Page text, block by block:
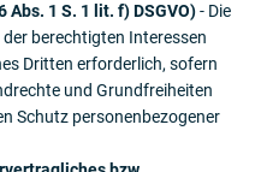
1 S. 1 lit. f) DSGVO)- Die
berechtigten Interessen
Dritten erforderlich, sofern
und Grundfreiheiten
Schutz personenbezogener